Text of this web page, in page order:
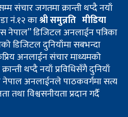
संचार जगतमा क्रान्ती थप्दै नयाँ
नं.१२ काश्री समुन्नति मीडिया
डिजिटल अनलाईन पत्रिका
डिजिटल दुनियाँमा सबभन्दा
अनलाईन संचार माध्यमको
थप्दै नयाँ प्रविधिसँगै दुनियाँ
अनलाईनले पाठकवर्गमा सत्य
विश्वसनीयता प्रदान गर्दै